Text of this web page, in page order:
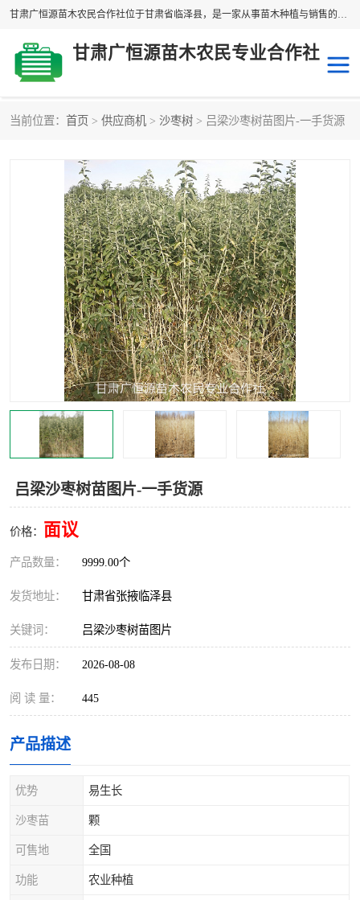
甘肃广恒源苗木农民合作社位于甘肃省临泽县，是一家从事苗木种植与销售的农民合作组织，合作社拥有苗木基地1500多亩，种植苗木品种40多个，年产各类苗木2000多万株。主营：白刺苗、红柳苗、梭梭苗等，我们以“种植一流的苗子，诚信经营”的经营理念，竭诚为每一位客户做优质的服务，欢迎来电咨询！
甘肃广恒源苗木农民专业合作社
当前位置： 首页 > 供应商机 > 沙枣树 > 吕梁沙枣树苗图片-一手货源
吕梁沙枣树苗图片-一手货源
价格： 面议
产品数量： 9999.00个
发货地址： 甘肃省张掖临泽县
关键词： 吕梁沙枣树苗图片
发布日期： 2026-08-08
阅 读 量： 445
产品描述
优势 易生长
沙枣苗 颗
可售地 全国
功能 农业种植
柠条
白刺苗
红柳苗
柽柳苗
四翅滨藜